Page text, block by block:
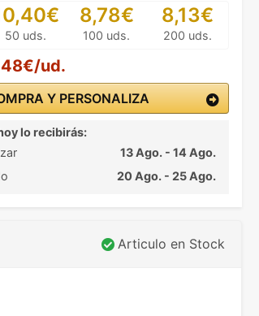
50 uds.
8,78€
100 uds.
8,13€
200 uds.
ud.
Y PERSONALIZA
lo recibirás:
13 Ago. - 14 Ago.
20 Ago. - 25 Ago.
Articulo en Stock